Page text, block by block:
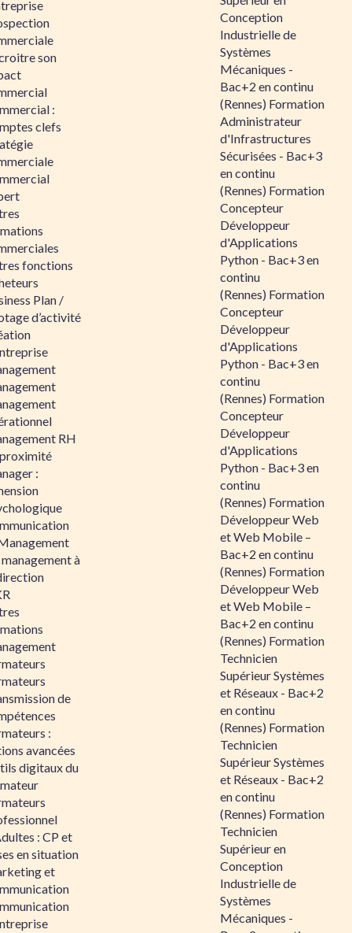
son
:
clefs
fonctions
Plan /
d’activité
RH
:
à
de
:
avancées
digitaux du
: CP et
en situation
et
Conception
Industrielle de
Systèmes
Mécaniques -
Bac+2 en continu
(Rennes) Formation
Administrateur
d'Infrastructures
Sécurisées - Bac+3
en continu
(Rennes) Formation
Concepteur
Développeur
d'Applications
Python - Bac+3 en
continu
(Rennes) Formation
Concepteur
Développeur
d'Applications
Python - Bac+3 en
continu
(Rennes) Formation
Concepteur
Développeur
d'Applications
Python - Bac+3 en
continu
(Rennes) Formation
Développeur Web
et Web Mobile –
Bac+2 en continu
(Rennes) Formation
Développeur Web
et Web Mobile –
Bac+2 en continu
(Rennes) Formation
Technicien
Supérieur Systèmes
et Réseaux - Bac+2
en continu
(Rennes) Formation
Technicien
Supérieur Systèmes
et Réseaux - Bac+2
en continu
(Rennes) Formation
Technicien
Supérieur en
Conception
Industrielle de
Systèmes
Mécaniques -